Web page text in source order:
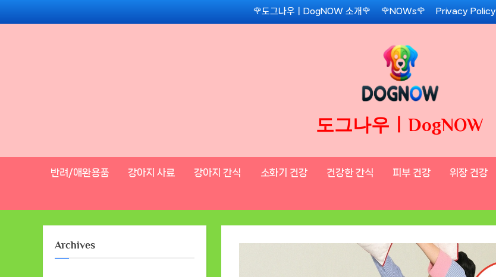
to
🌹도그나우ㅣDogNOW 소개🌹 🌹NOWs🌹 Privacy Policy
도그나우ㅣDogNOW
반려/애완용품 강아지 사료 강아지 간식 소화기 건강 건강한 간식 피부 건강 위장 건강
Archives